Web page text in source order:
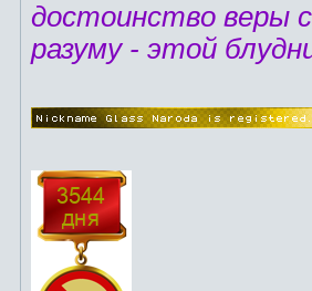
достоинство веры
разуму - этой